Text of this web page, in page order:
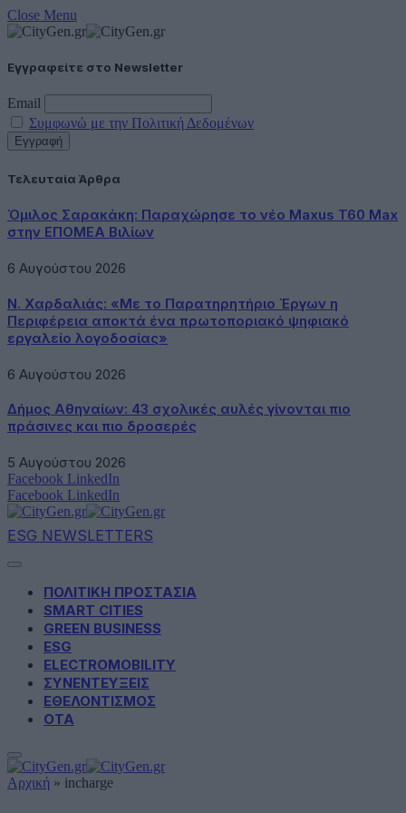
Close Menu
Εγγραφείτε στο Newsletter
Email
Συμφωνώ με την Πολιτική Δεδομένων
Τελευταία Άρθρα
Όμιλος Σαρακάκη: Παραχώρησε το νέο Maxus T60 Max
στην ΕΠΟΜΕΑ Βιλίων
6 Αυγούστου 2026
Ν. Χαρδαλιάς: «Με το Παρατηρητήριο Έργων η
Περιφέρεια αποκτά ένα πρωτοποριακό ψηφιακό
εργαλείο λογοδοσίας»
6 Αυγούστου 2026
Δήμος Αθηναίων: 43 σχολικές αυλές γίνονται πιο
πράσινες και πιο δροσερές
5 Αυγούστου 2026
Facebook LinkedIn
Facebook LinkedIn
ESG NEWSLETTERS
ΠΟΛΙΤΙΚΗ ΠΡΟΣΤΑΣΙΑ
SMART CITIES
GREEN BUSINESS
ESG
ELECTROMOBILITY
ΣΥΝΕΝΤΕΥΞΕΙΣ
ΕΘΕΛΟΝΤΙΣΜΟΣ
ΟΤΑ
Αρχική » incharge